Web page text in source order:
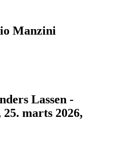
Manzini
Lassen -
marts 2026,